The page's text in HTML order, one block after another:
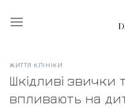
ЖИТТЯ КЛІНІКИ
Шкідливі
впливають на